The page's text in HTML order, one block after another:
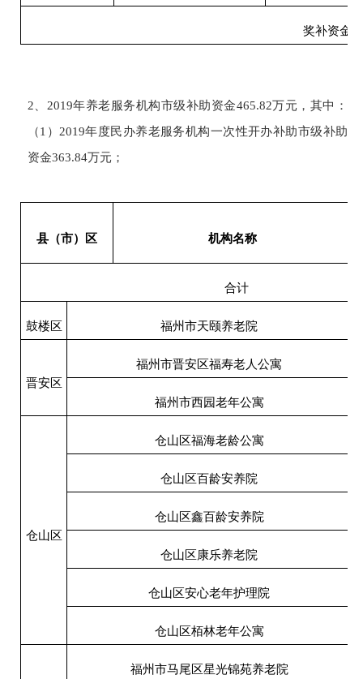
奖补资金
2、2019年养老服务机构市级补助资金465.82万元，其中：
（1）2019年度民办养老服务机构一次性开办补助市级补助
资金363.84万元；
县（市）区 机构名称
合计
鼓楼区 福州市天颐养老院
晋安区
福州市晋安区福寿老人公寓
福州市西园老年公寓
仓山区
仓山区福海老龄公寓
仓山区百龄安养院
仓山区鑫百龄安养院
仓山区康乐养老院
仓山区安心老年护理院
仓山区栢林老年公寓
福州市马尾区星光锦苑养老院